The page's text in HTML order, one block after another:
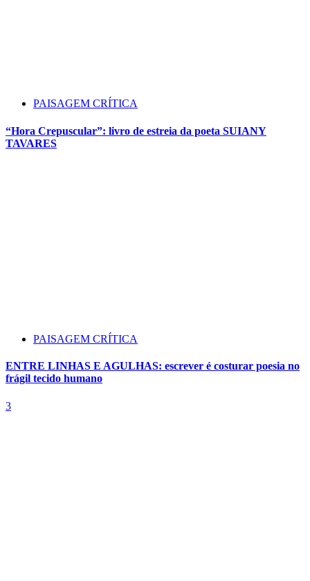
PAISAGEM CRÍTICA
“Hora Crepuscular”: livro de estreia da poeta SUIANY
TAVARES
PAISAGEM CRÍTICA
ENTRE LINHAS E AGULHAS: escrever é costurar poesia no
frágil tecido humano
3